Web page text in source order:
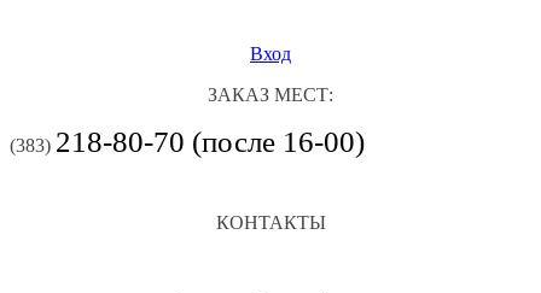
Вход
ЗАКАЗ МЕСТ:
(383) 218-80-70 (после 16-00)
КОНТАКТЫ